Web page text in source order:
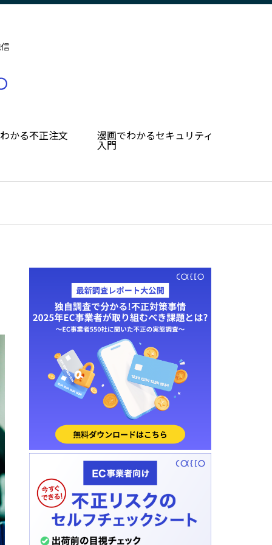
かる不正注文
漫画でわかるセキュリティ
入門